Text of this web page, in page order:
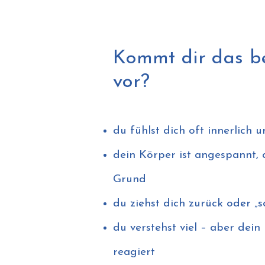
Finde zurück in ein
ständige
Kommt dir das
vor?
du fühlst dich oft innerlich
dein Körper ist angespannt,
Grund
du ziehst dich zurück oder
du verstehst viel – aber dein
reagiert